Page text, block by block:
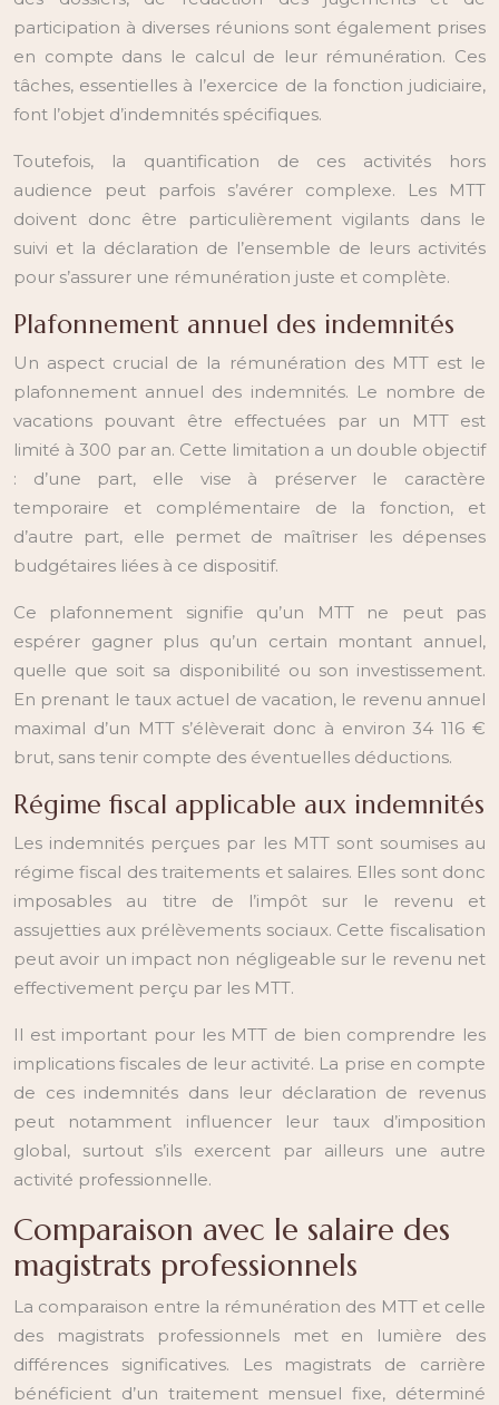
participation à diverses réunions sont également prises
en compte dans le calcul de leur rémunération. Ces
tâches, essentielles à l’exercice de la fonction judiciaire,
font l’objet d’indemnités spécifiques.
Toutefois, la quantification de ces activités hors
audience peut parfois s’avérer complexe. Les MTT
doivent donc être particulièrement vigilants dans le
suivi et la déclaration de l’ensemble de leurs activités
pour s’assurer une rémunération juste et complète.
Plafonnement annuel des indemnités
Un aspect crucial de la rémunération des MTT est le
plafonnement annuel des indemnités. Le nombre de
vacations pouvant être effectuées par un MTT est
limité à 300 par an. Cette limitation a un double objectif
: d’une part, elle vise à préserver le caractère
temporaire et complémentaire de la fonction, et
d’autre part, elle permet de maîtriser les dépenses
budgétaires liées à ce dispositif.
Ce plafonnement signifie qu’un MTT ne peut pas
espérer gagner plus qu’un certain montant annuel,
quelle que soit sa disponibilité ou son investissement.
En prenant le taux actuel de vacation, le revenu annuel
maximal d’un MTT s’élèverait donc à environ 34 116 €
brut, sans tenir compte des éventuelles déductions.
Régime fiscal applicable aux indemnités
Les indemnités perçues par les MTT sont soumises au
régime fiscal des traitements et salaires. Elles sont donc
imposables au titre de l’impôt sur le revenu et
assujetties aux prélèvements sociaux. Cette fiscalisation
peut avoir un impact non négligeable sur le revenu net
effectivement perçu par les MTT.
Il est important pour les MTT de bien comprendre les
implications fiscales de leur activité. La prise en compte
de ces indemnités dans leur déclaration de revenus
peut notamment influencer leur taux d’imposition
global, surtout s’ils exercent par ailleurs une autre
activité professionnelle.
Comparaison avec le salaire des
magistrats professionnels
La comparaison entre la rémunération des MTT et celle
des magistrats professionnels met en lumière des
différences significatives. Les magistrats de carrière
bénéficient d’un traitement mensuel fixe, déterminé